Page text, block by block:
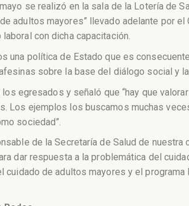
se realizó en la sala de la Lotería de
adultos mayores” llevado adelante por
con dicha capacitación.
una política de Estado que es
sobre la base del diálogo social y
egresados y señaló que “hay que
Los ejemplos los buscamos muchas
sociedad”.
de la Secretaría de Salud de
dar respuesta a la problemática del
cuidado de adultos mayores y el